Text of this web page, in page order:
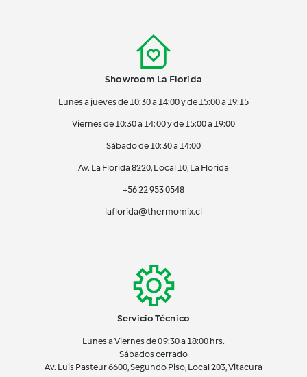
Showroom La Florida
Lunes a jueves de 10:30 a 14:00 y de 15:00 a 19:15
Viernes de 10:30 a 14:00 y de 15:00 a 19:00
Sábado de 10:30 a 14:00
Av. La Florida 8220, Local 10, La Florida
+56 22 953 0548
laflorida@thermomix.cl
Servicio Técnico
Lunes a Viernes de 09:30 a 18:00 hrs.
Sábados cerrado
Av. Luis Pasteur 6600, Segundo Piso, Local 203, Vitacura